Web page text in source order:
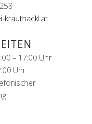
krauthackl.at
– 17:00 Uhr
Uhr